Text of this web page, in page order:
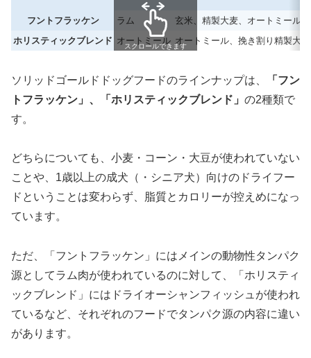
フントフラッケン ラム
玄米、精製大麦、オートミール
ホリスティックブレンド オートミール オートミール、挽き割り精製大麦
スクロールできます
ソリッドゴールドドッグフードのラインナップは、
「フン
トフラッケン」、「ホリスティックブレンド」 の2種類で
す。
どちらについても、小麦・コーン・大豆が使われていない
ことや、1歳以上の成犬（・シニア犬）向けのドライフー
ドということは変わらず、脂質とカロリーが控えめになっ
ています。
ただ、「フントフラッケン」にはメインの動物性タンパク
源としてラム肉が使われているのに対して、「ホリスティ
ックブレンド」にはドライオーシャンフィッシュが使われ
ているなど、それぞれのフードでタンパク源の内容に違い
があります。